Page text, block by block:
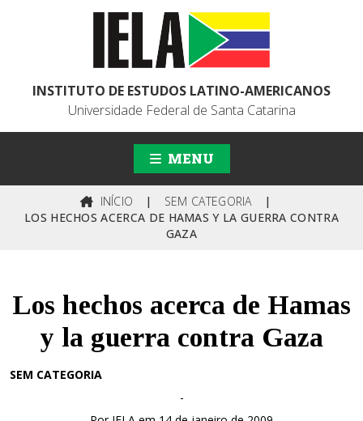
INSTITUTO DE ESTUDOS LATINO-AMERICANOS
Universidade Federal de Santa Catarina
MENU
INÍCIO | SEM CATEGORIA
|
LOS HECHOS ACERCA DE HAMAS Y LA GUERRA CONTRA
GAZA
Los hechos acerca de Hamas
y la guerra contra Gaza
SEM CATEGORIA
-